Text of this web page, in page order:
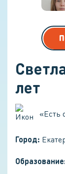
лет
«Есть
Город: